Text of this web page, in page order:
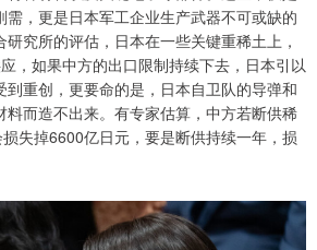
需，更是日本军工企业生产武器不可或缺的
究所的评估，日本在一些关键重稀土上，
，如果中方的出口限制持续下去，日本引以
到重创，更要命的是，日本自卫队的导弹和
料而造不出来。有专家估算，中方若断供稀
失掉6600亿日元，要是断供持续一年，损